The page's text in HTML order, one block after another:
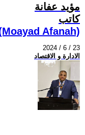
مؤيد عفانة
كاتب
Afanah)
2024 / 6 / 23
الادارة و الاقتصاد